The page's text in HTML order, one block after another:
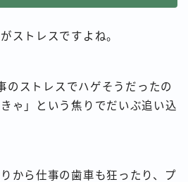
ストレスですよね。
のストレスでハゲそうだったの
ゃ」という焦りでだいぶ追い込
から仕事の歯車も狂ったり、プ